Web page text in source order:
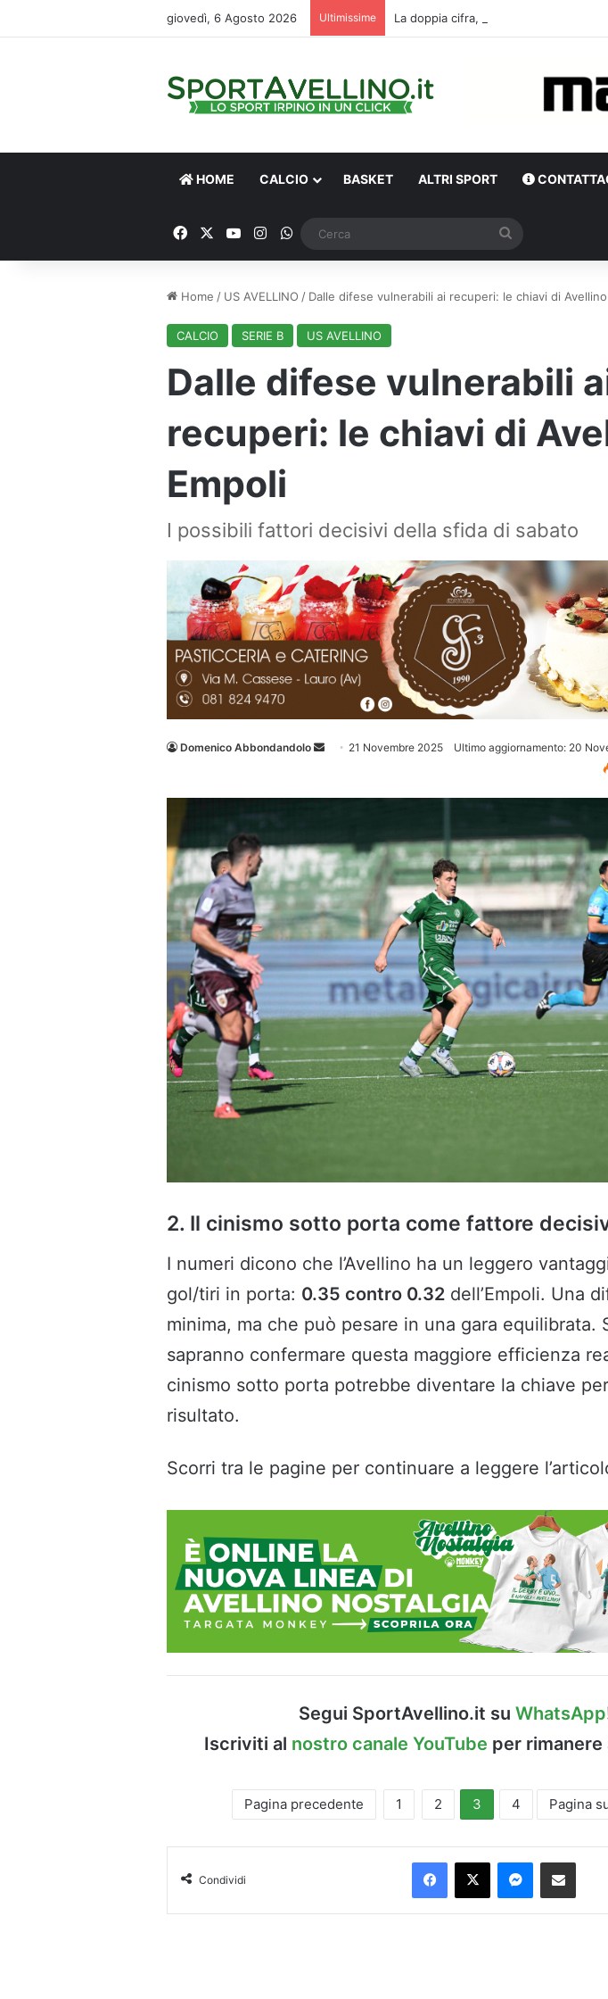
giovedì, 6 Agosto 2026 Ultimissime
HOME CALCIO BASKET ALTRI SPORT
FacebookYou TubeInstagram
WhatsApp
Home / US AVELLINO / Dalle difese vulnerabili ai recuperi: le chiavi di
CALCIO SERIE B US AVELLINO
Dalle difese vulnerabili
recuperi: le chiavi di
Empoli
I possibili fattori decisivi della sfida di sabato
Domenico Abbondandolo
Invia 21 Novembre 2025
Ultimo aggiornamento: 20
2. Il cinismo sotto porta come fattore
I numeri dicono che l’Avellino ha un leggero
gol/tiri in porta: 0.35 contro 0.32 dell’Empoli. Una
minima, ma che può pesare in una gara equilibrata.
sapranno confermare questa maggiore efficienza
cinismo sotto porta potrebbe diventare la chiave
risultato.
Scorri tra le pagine per continuare a leggere
Segui SportAvellino.it su WhatsApp
Iscriviti al nostro canale YouTube per
Pagina precedente 1 2 3 4 Pagina
Condividi
Facebook
X Messenger
Condividi via Email